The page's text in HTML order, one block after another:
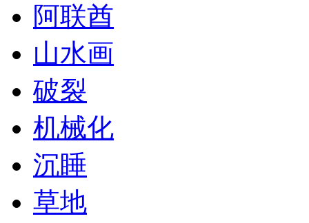
阿联酋
山水画
破裂
机械化
沉睡
草地